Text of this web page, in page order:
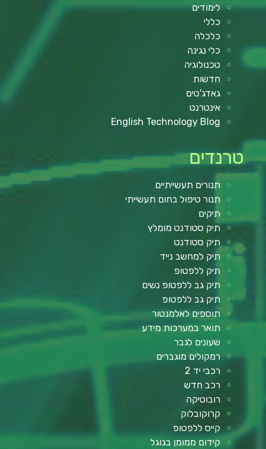
לימודים
כללי
כלכלה
כלי נגינה
טכנולוגיה
חדשות
גאדג'טים
אינטרנט
English Technology Blog
טרנדים
תנורים תעשייתיים
תנור טיפול בחום תעשייתי
תיקים
תיק סטודנט מומלץ
תיק סטודנט
תיק למחשב נייד
תיק ללפטופ
תיק גב ללפטופ נשים
תיק גב ללפטופ
תוספים לאלמנטור
תואר במערכות מידע
שעונים לגבר
רמקולים מוגברים
רכבי יד 2
רכב חדש
רובוטיקה
קרוקובלוק
קייס ללפטופ
קידום ממומן בגוגל